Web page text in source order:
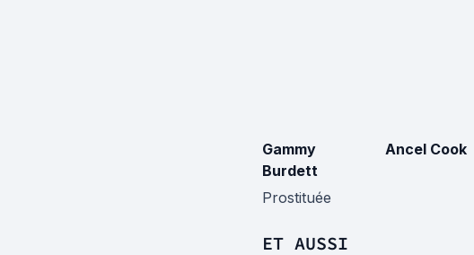
Gammy
Burdett
Prostituée
Ancel Cook
ET AUSSI